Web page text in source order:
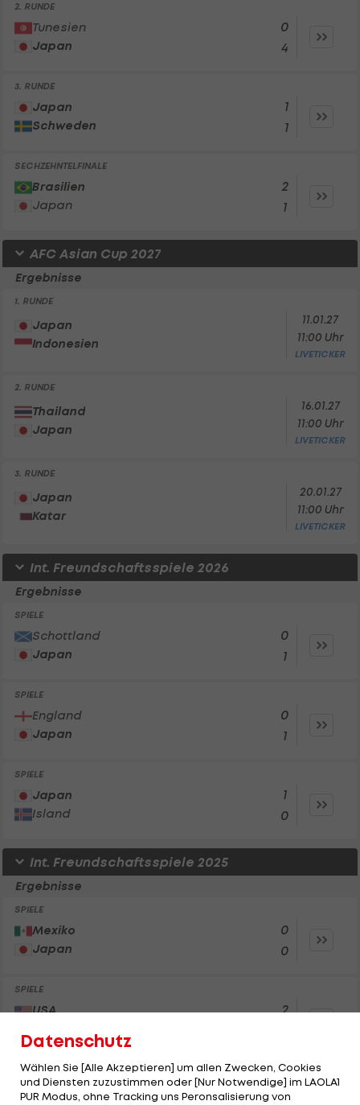
2. RUNDE
Tunesien
Japan
0
4
3. RUNDE
Japan
Schweden
1
1
SECHZEHNTELFINALE
Brasilien
Japan
2
1
AFC Asian Cup 2027
Ergebnisse
1. RUNDE
Japan
Indonesien
11.01.27
11:00 Uhr
LIVETICKER
2. RUNDE
Thailand
Japan
16.01.27
11:00 Uhr
LIVETICKER
3. RUNDE
Japan
Katar
20.01.27
11:00 Uhr
LIVETICKER
Int. Freundschaftsspiele 2026
Ergebnisse
SPIELE
Schottland
Japan
0
1
SPIELE
England
Japan
0
1
SPIELE
Japan
Island
1
0
Int. Freundschaftsspiele 2025
Ergebnisse
SPIELE
Mexiko
Japan
0
0
SPIELE
USA
2
SPIELE
Japan
2
Datenschutz
Wählen Sie [Alle Akzeptieren] um allen Zwecken, Cookies
und Diensten zuzustimmen oder [Nur Notwendige] im LAOLA1
PUR Modus, ohne Tracking uns Peronsalisierung von